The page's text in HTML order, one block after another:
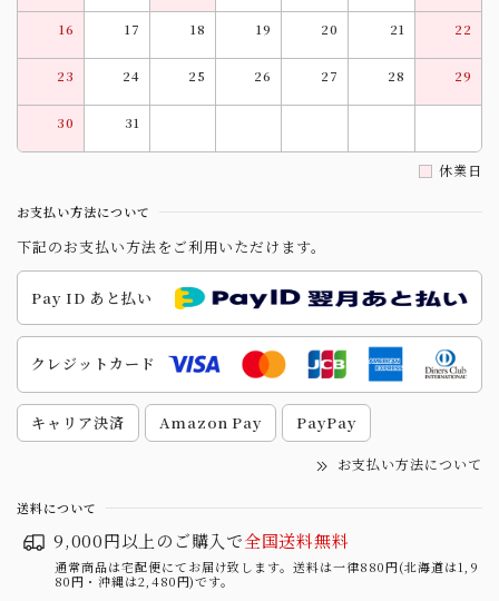
16 17 18 19 20 21 22
23 24 25 26 27 28 29
30 31
休業日
お支払い方法について
下記のお支払い方法をご利用いただけます。
Pay ID あと払い
クレジットカード
キャリア決済 Amazon Pay PayPay
お支払い方法について
送料について
9,000円以上のご購入で全国送料無料
通常商品は宅配便にてお届け致します。送料は一律880円(北海道は1,9
80円・沖縄は2,480円)です。